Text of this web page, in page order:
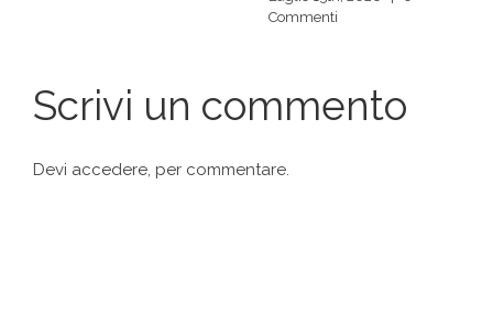
Commenti
Scrivi un commento
Devi accedere, per commentare.